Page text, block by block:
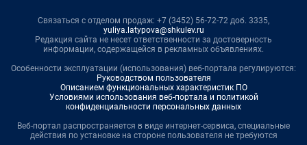
Связаться с отделом продаж: +7 (3452) 56-72-72 доб. 3335,
yuliya.latypova@shkulev.ru
Редакция сайта не несет ответственности за достоверность
информации, содержащейся в рекламных объявлениях.
Особенности эксплуатации (использования) веб-портала регулируются:
Руководством пользователя
Описанием функциональных характеристик ПО
Условиями использования веб-портала и политикой
конфиденциальности персональных данных
Веб-портал распространяется в виде интернет-сервиса, специальные
действия по установке на стороне пользователя не требуются